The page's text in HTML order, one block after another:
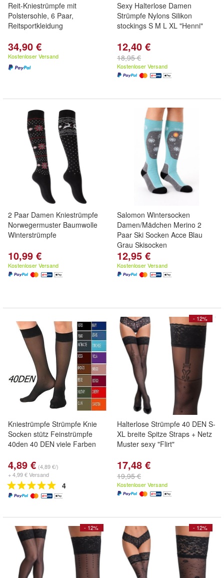
Reit-Kniestrümpfe mit
Polstersohle, 6 Paar,
Reitsportkleidung
34,90 €
Kostenloser Versand
Sexy Halterlose Damen
Strümpfe Nylons Silikon
stockings S M L XL "Henni"
12,40 €
18,95 €
Kostenloser Versand
2 Paar Damen Kniestrümpfe
Norwegermuster Baumwolle
Winterstrümpfe
10,99 €
Kostenloser Versand
Salomon Wintersocken
Damen/Mädchen Merino 2
Paar Ski Socken Acce Blau
Grau Skisocken
12,95 €
Kostenloser Versand
Kniestrümpfe Strümpfe Knie
Socken stütz Feinstrümpfe
40den 40 DEN viele Farben
4,89 € (4,89 €/)
+ 4,99 € Versand
4
- 12%
Halterlose Strümpfe 40 DEN S-
XL breite Spitze Straps + Netz
Muster sexy "Flirt"
17,48 €
19,95 €
Kostenloser Versand
- 12% - 12%